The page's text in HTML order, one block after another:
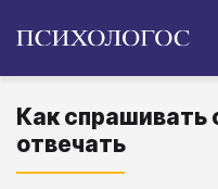
Как спрашивать
отвечать